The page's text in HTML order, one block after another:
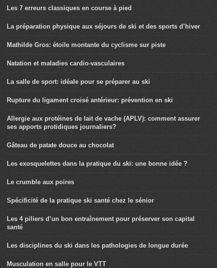
Les 7 erreurs classiques en course à pied
La préparation physique aux séjours de ski et des sports d’hiver
Mathilde Gros: étoile montante du cyclisme sur piste
Natation et maladies cardio-vasculaires
La salle de sport: idéale pour se préparer au ski
Rupture du ligament croisé antérieur: prévention en ski
Allergie aux protéines de lait de vache (APLV): comment assurer
ses apports protidiques journaliers?
Gâteau de patate douce au chocolat
Les exosquelettes dans la pratique du ski: une bonne idée ?
Le crumble aux poires
Spécificité de la pratique ski santé chez le sénior
Les 4 piliers d’un bon entraînement pour préserver son capital
santé
Les disciplines du ski dans les pathologies de longue durée
Musculation en salle pour le VTT